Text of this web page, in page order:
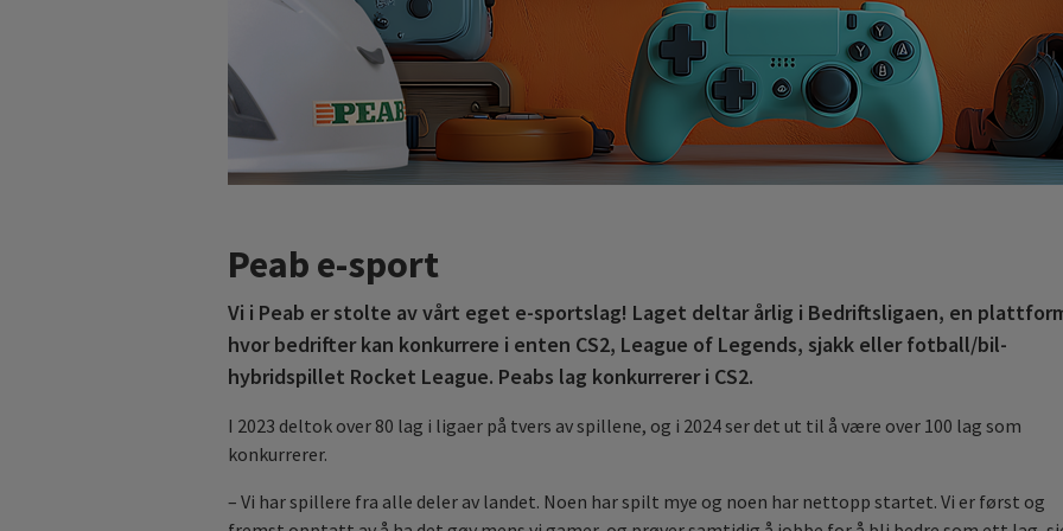
Peab e-sport
Vi i Peab er stolte av vårt eget e-sportslag! Laget deltar årlig i Bedriftsligaen, en
hvor bedrifter kan konkurrere i enten CS2, League of Legends, sjakk eller fotball/bil-
hybridspillet Rocket League. Peabs lag konkurrerer i CS2.
I 2023 deltok over 80 lag i ligaer på tvers av spillene, og i 2024 ser det ut til å være over 100 lag som
konkurrerer.
– Vi har spillere fra alle deler av landet. Noen har spilt mye og noen har nettopp startet. Vi er først og